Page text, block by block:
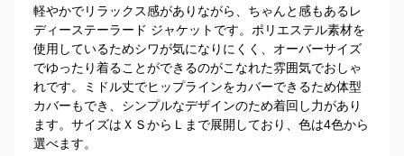
軽やかでリラックス感がありながら、ちゃんと感もあるレ
ディーステーラード ジャケットです。ポリエステル素材を
使用しているためシワが気になりにくく、オーバーサイズ
でゆったり着ることができるのがこなれた雰囲気でおしゃ
れです。ミドル丈でヒップラインをカバーできるため体型
カバーもでき、シンプルなデザインのため着回し力があり
ます。サイズはＸＳからＬまで展開しており、色は4色から
選べます。